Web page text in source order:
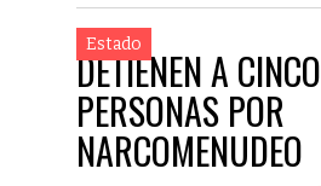
Estado
DETIENEN A CINCO
PERSONAS POR
NARCOMENUDEO